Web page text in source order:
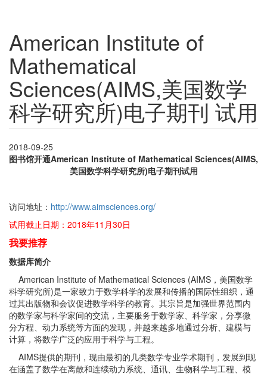
American Institute of
Mathematical
Sciences(AIMS,美国数学
科学研究所)电子期刊 试用
2018-09-25
图书馆开通American Institute of Mathematical Sciences(AIMS,
美国数学科学研究所)电子期刊试用
访问地址： http://www.aimsciences.org/
试用截止日期：2018年11月30日
我要推荐
数据库简介
American Institute of Mathematical Sciences (AIMS，美国数学
科学研究所)是一家致力于数学科学的发展和传播的国际性组织，通
过其出版物和会议促进数学科学的教育。其宗旨是加强世界范围内
的数学家与科学家间的交流，主要服务于数学家、科学家，分享微
分方程、动力系统等方面的发现，并越来越多地通过分析、建模与
计算，将数学广泛的应用于科学与工程。
AIMS提供的期刊，现由最初的几类数学专业学术期刊，发展到现
在涵盖了数学在离散和连续动力系统、通讯、生物科学与工程、模